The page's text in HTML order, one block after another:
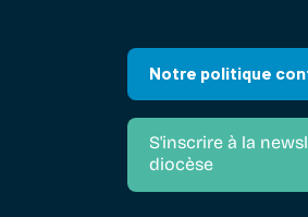
Notre politique
S'inscrire à la
diocèse